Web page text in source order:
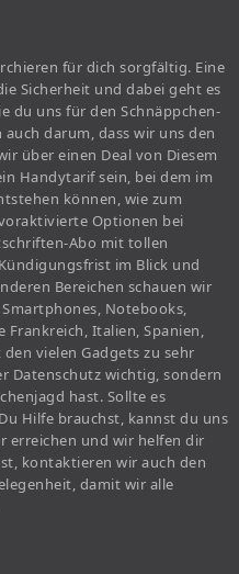
für dich sorgfältig. Eine
Sicherheit und dabei geht es
du uns für den Schnäppchen-
darum, dass wir uns den
über einen Deal von Diesem
Handytarif sein, bei dem im
können, wie zum
Optionen bei
Abo mit tollen
im Blick und
Bereichen schauen wir
Notebooks,
Frankreich, Italien, Spanien,
vielen Gadgets zu sehr
Datenschutz wichtig, sondern
hast. Sollte es
Hilfe brauchst, kannst du uns
erreichen und wir helfen dir
kontaktieren wir auch den
damit wir alle